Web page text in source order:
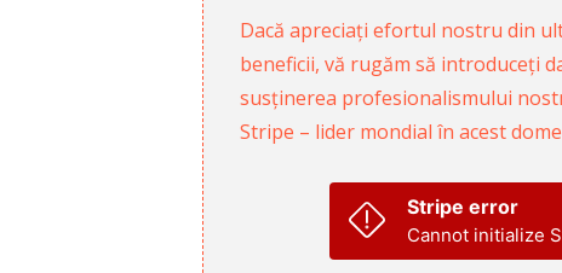
Dacă apreciați efortul nostru din
beneficii, vă rugăm să introduceți
susținerea profesionalismului
Stripe – lider mondial în acest
Stripe error
Cannot initialize